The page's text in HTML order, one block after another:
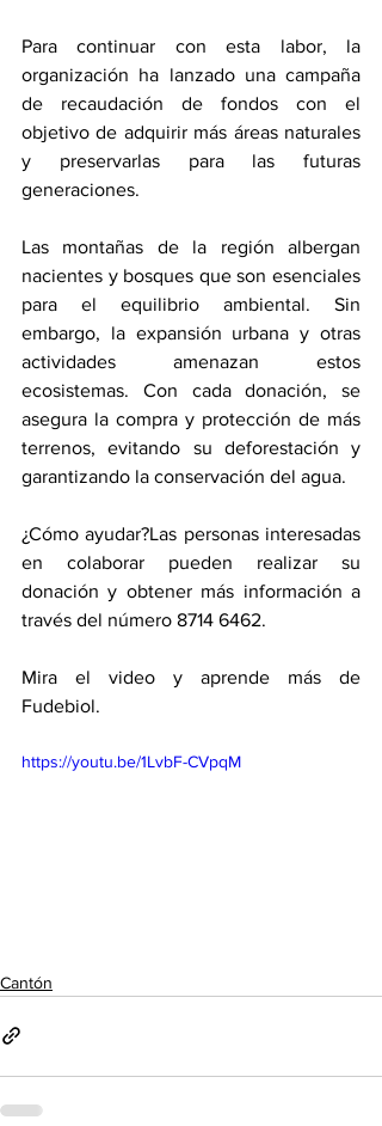
Para continuar con esta labor, la
organización ha lanzado una campaña
de recaudación de fondos con el
objetivo de adquirir más áreas naturales
y preservarlas para las futuras
generaciones.
Las montañas de la región albergan
nacientes y bosques que son esenciales
para el equilibrio ambiental. Sin
embargo, la expansión urbana y otras
actividades amenazan estos
ecosistemas. Con cada donación, se
asegura la compra y protección de más
terrenos, evitando su deforestación y
garantizando la conservación del agua.
¿Cómo ayudar?Las personas interesadas
en colaborar pueden realizar su
donación y obtener más información a
través del número 8714 6462.
Mira el video y aprende más de
Fudebiol.
https://youtu.be/1LvbF-CVpqM
Cantón